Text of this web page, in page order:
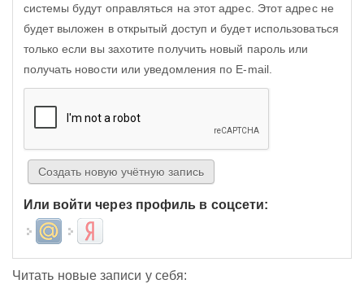
системы будут оправляться на этот адрес. Этот адрес не
будет выложен в открытый доступ и будет использоваться
только если вы захотите получить новый пароль или
получать новости или уведомления по E-mail.
Или войти через профиль в соцсети:
Login with Mail.ruLogin with Яндекс
Читать новые записи у себя: